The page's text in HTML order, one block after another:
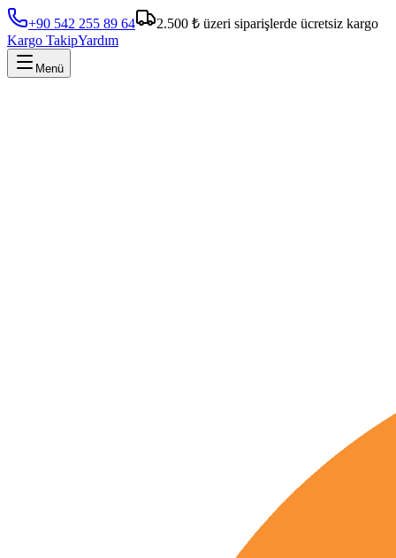
+90 542 255 89 64
2.500 ₺ üzeri siparişlerde ücretsiz kargo
Kargo TakipYardım
Menü